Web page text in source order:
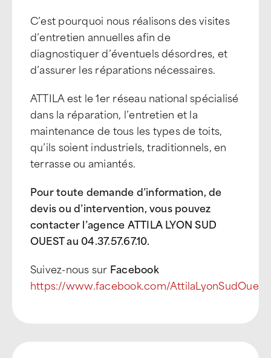
C’est pourquoi nous réalisons des visites
d’entretien annuelles afin de
diagnostiquer d’éventuels désordres, et
d’assurer les réparations nécessaires.
ATTILA est le 1er réseau national spécialisé
dans la réparation, l’entretien et la
maintenance de tous les types de toits,
qu’ils soient industriels, traditionnels, en
terrasse ou amiantés.
Pour toute demande d’information, de
devis ou d’intervention, vous pouvez
contacter l’agence ATTILA LYON SUD
OUEST au 04.37.57.67.10.
Suivez-nous sur Facebook
https://www.facebook.com/